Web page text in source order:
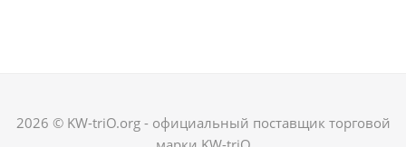
2026 © KW-triO.org - официальный поставщик торговой